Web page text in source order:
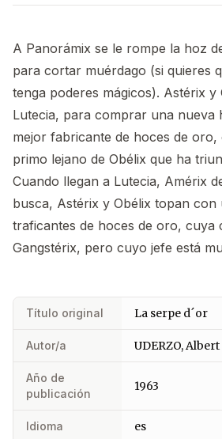
A Panorámix se le rompe la hoz
para cortar muérdago (si quieres
tenga poderes mágicos). Astérix y
Lutecia, para comprar una nueva
mejor fabricante de hoces de oro,
primo lejano de Obélix que ha
Cuando llegan a Lutecia, Amérix
busca, Astérix y Obélix topan con
traficantes de hoces de oro, cuya
Gangstérix, pero cuyo jefe está
Título original La serpe d´or
Autor/a UDERZO, Albert
Año de
publicación
1963
Idioma es